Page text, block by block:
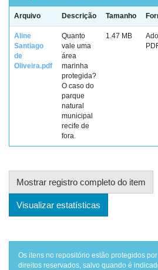
Arquivo Descrição Tamanho
Aline
Santiago
de
Oliveira.pdf
Quanto
vale uma
área
marinha
protegida?
O caso do
parque
natural
municipal
recife de
fora.
1.47 MB
Mostrar registro completo do item
Visualizar estatísticas
Os itens no repositório estão protegidos
direitos reservados, salvo quando é